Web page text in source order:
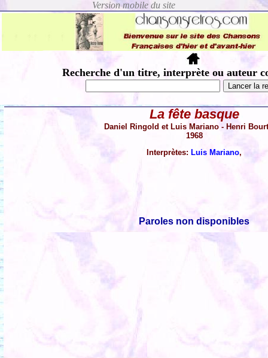
Recherche d'un titre, interprète ou auteur
La fête basque
Daniel Ringold et Luis Mariano - Henri
1968
Interprètes: Luis Mariano,
Paroles non disponibles